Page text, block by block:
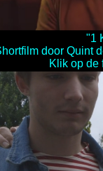
"1
door Quint
Klik op de